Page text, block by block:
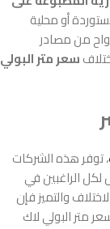
أو محلية
من مصادر
سعر متر البولي
، توفر هذه الشركات
لكل الراغبين في
والتميز فإن
متر البولي لاك